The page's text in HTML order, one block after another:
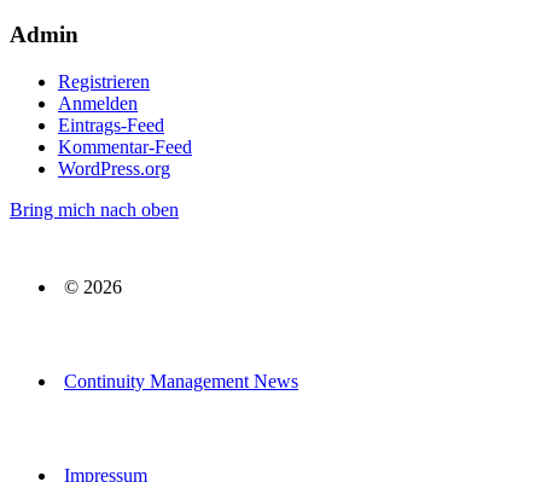
Admin
Registrieren
Anmelden
Eintrags-Feed
Kommentar-Feed
WordPress.org
Bring mich nach oben
© 2026
Continuity Management News
Impressum